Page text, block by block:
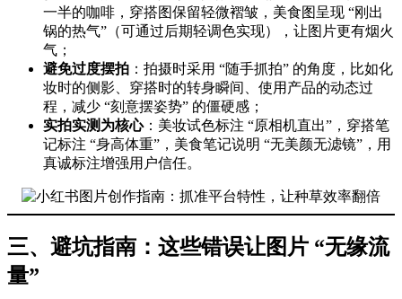
一半的咖啡，穿搭图保留轻微褶皱，美食图呈现 “刚出
锅的热气”（可通过后期轻调色实现），让图片更有烟火
气；
避免过度摆拍 ：拍摄时采用 “随手抓拍” 的角度，比如化
妆时的侧影、穿搭时的转身瞬间、使用产品的动态过
程，减少 “刻意摆姿势” 的僵硬感；
实拍实测为核心：美妆试色标注 “原相机直出”，穿搭笔
记标注 “身高体重”，美食笔记说明 “无美颜无滤镜”，用
真诚标注增强用户信任。
三、避坑指南：这些错误让图片 “无缘流
量”